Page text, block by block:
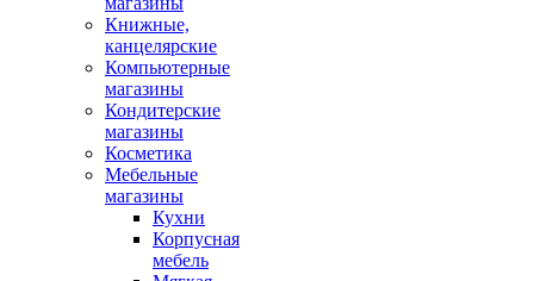
Книжные,
канцелярские
Компьютерные
магазины
Кондитерские
магазины
Косметика
Мебельные
магазины
Кухни
Корпусная
мебель